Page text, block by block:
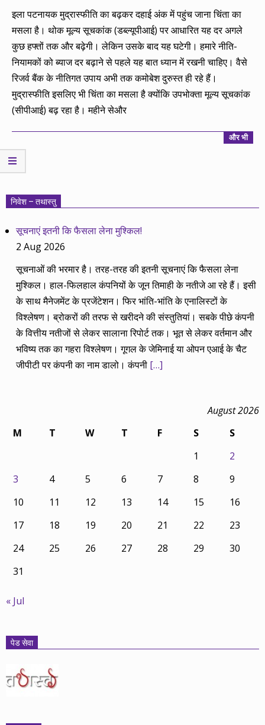
30
इला पटनायक मुद्रास्फीति का बढ़कर दहाई अंक में पहुंच जाना चिंता का
मसला है। थोक मूल्य सूचकांक (डब्ल्यूपीआई) पर आधारित यह दर अगले
कुछ हफ्तों तक और बढ़ेगी। लेकिन उसके बाद यह घटेगी। हमारे नीति-
नियामकों को ब्याज दर बढ़ाने से पहले यह बात ध्यान में रखनी चाहिए। वैसे
रिजर्व बैंक के नीतिगत उपाय अभी तक कमोबेश दुरुस्त ही रहे हैं।
मुद्रास्फीति इसलिए भी चिंता का मसला है क्योंकि उपभोक्ता मूल्य सूचकांक
(सीपीआई) बढ़ रहा है। महीने सेऔर
और भी
निवेश – तथास्तु
सूचनाएं इतनी कि फैसला लेना मुश्किल!
2 Aug 2026
सूचनाओं की भरमार है। तरह-तरह की इतनी सूचनाएं कि फैसला लेना
मुश्किल। हाल-फिलहाल कंपनियों के जून तिमाही के नतीजे आ रहे हैं। इसी
के साथ मैनेजमेंट के प्रजेंटेशन। फिर भांति-भांति के एनालिस्टों के
विश्लेषण। ब्रोकरों की तरफ से खरीदने की संस्तुतियां। सबके पीछे कंपनी
के वित्तीय नतीजों से लेकर सालाना रिपोर्ट तक। भूत से लेकर वर्तमान और
भविष्य तक का गहरा विश्लेषण। गूगल के जेमिनाई या ओपन एआई के चैट
जीपीटी पर कंपनी का नाम डालो। कंपनी […]
August 2026
M
T W T F S
S
1
2
3
4 5 6 7 8
9
10
11 12 13 14 15
16
17
18 19 20 21 22
23
24
25 26 27 28 29
30
31
« Jul
पेड सेवा